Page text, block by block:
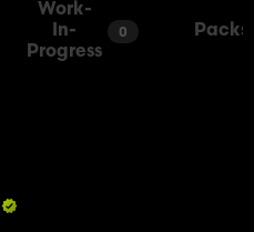
Work-
In-
Progress
0 Packs